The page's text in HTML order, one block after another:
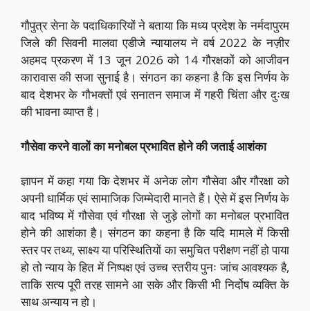
गौपुत्र सेना के पदाधिकारियों ने बताया कि मध्य प्रदेश के नर्मदापुरम
जिले की सिवनी मालवा एडीजे न्यायालय ने वर्ष 2022 के नज़ीर
अहमद प्रकरण में 13 जून 2026 को 14 गौरक्षकों को आजीवन
कारावास की सजा सुनाई है। संगठन का कहना है कि इस निर्णय के
बाद देशभर के गौभक्तों एवं सनातन समाज में गहरी चिंता और दुःख
की भावना व्याप्त है।
गौसेवा करने वालों का मनोबल प्रभावित होने की जताई आशंका
ज्ञापन में कहा गया कि देशभर में अनेक लोग गौसेवा और गौरक्षा को
अपनी धार्मिक एवं सामाजिक जिम्मेदारी मानते हैं। ऐसे में इस निर्णय के
बाद भविष्य में गौसेवा एवं गौरक्षा से जुड़े लोगों का मनोबल प्रभावित
होने की आशंका है। संगठन का कहना है कि यदि मामले में किसी
स्तर पर तथ्य, साक्ष्य या परिस्थितियों का समुचित परीक्षण नहीं हो पाया
हो तो न्याय के हित में निष्पक्ष एवं उच्च स्तरीय पुनः जांच आवश्यक है,
ताकि सत्य पूरी तरह सामने आ सके और किसी भी निर्दोष व्यक्ति के
साथ अन्याय न हो।